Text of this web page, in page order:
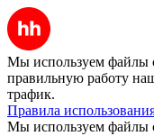
Мы используем файлы
правильную работу
трафик.
Правила
Мы используем файлы